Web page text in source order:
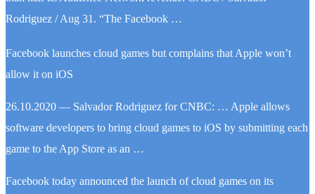
Rodriguez / Aug 31. “The Facebook …
Facebook launches cloud games but complains that Apple won’t
allow it on iOS
26.10.2020 — Salvador Rodriguez for CNBC: … Apple allows
software developers to bring cloud games to iOS by submitting each
game to the App Store as an …
Facebook today announced the launch of cloud games on its